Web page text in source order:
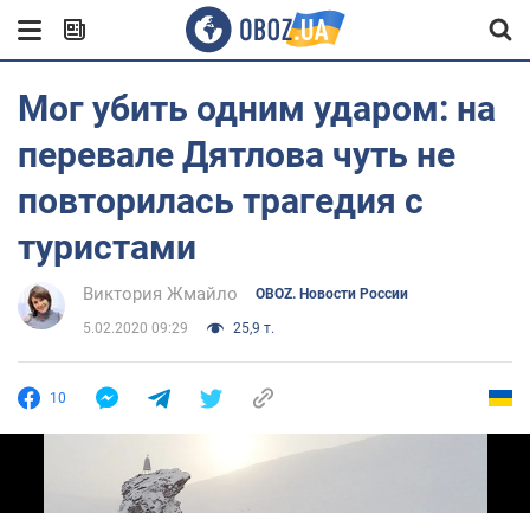
Мог убить одним ударом: на
перевале Дятлова чуть не
повторилась трагедия с
туристами
Виктория Жмайло OBOZ. Новости России
5.02.2020 09:29 25,9 т.
10